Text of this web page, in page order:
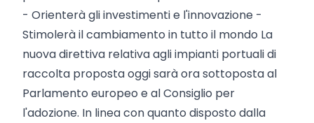
- Orienterà gli investimenti e l'innovazione -
Stimolerà il cambiamento in tutto il mondo La
nuova direttiva relativa agli impianti portuali di
raccolta proposta oggi sarà ora sottoposta al
Parlamento europeo e al Consiglio per
l'adozione. In linea con quanto disposto dalla